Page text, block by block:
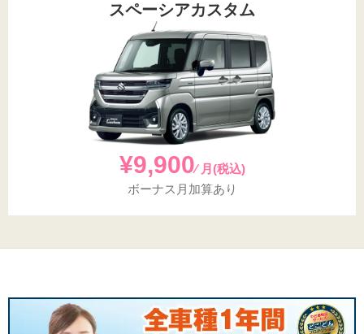
スペーシアカスタム
¥9,900⁄ 月(税込)
ボーナス月加算あり